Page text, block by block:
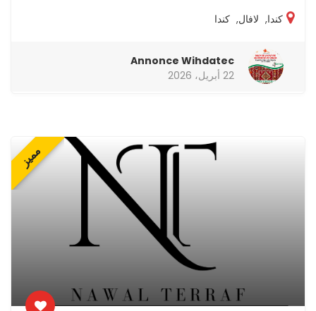
كندا, لافال, كندا
Annonce Wihdatec
22 أبريل، 2026
مميز